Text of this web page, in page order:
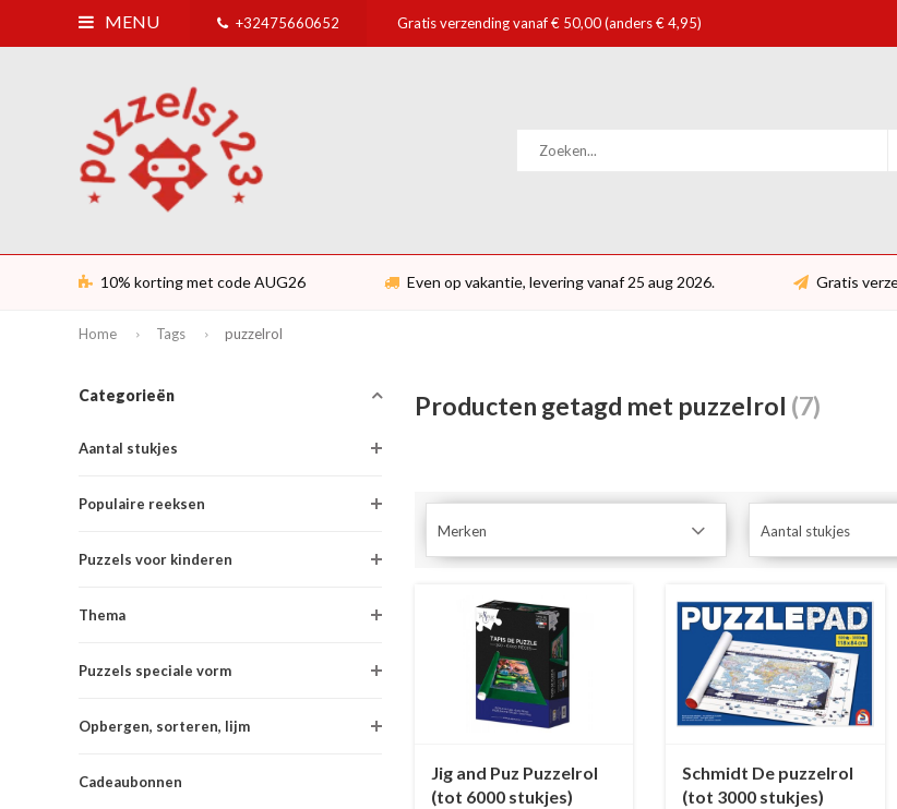
MENU +32475660652 Gratis verzending vanaf € 50,00 (anders € 4,95)
10% korting met code AUG26 Even op vakantie, levering vanaf 25 aug 2026. Gratis
Home Tags puzzelrol
Categorieën
Aantal stukjes
Populaire reeksen
Puzzels voor kinderen
Thema
Puzzels speciale vorm
Opbergen, sorteren, lijm
Cadeaubonnen
Producten getagd met puzzelrol (7)
Merken Aantal stukjes
Jig and Puz Puzzelrol
(tot 6000 stukjes)
Schmidt De puzzelrol
(tot 3000 stukjes)